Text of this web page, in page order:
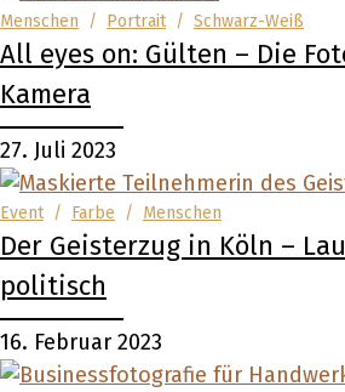
Menschen / Portrait/ Schwarz-Weiß
All eyes on: Gülten – Die
Kamera
27. Juli 2023
Event/ Farbe / Menschen
Der Geisterzug in Köln –
politisch
16. Februar 2023